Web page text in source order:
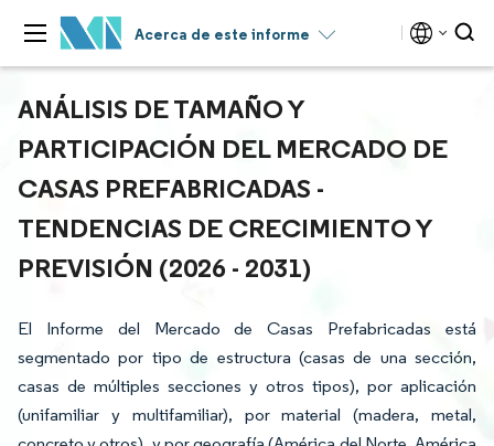
Acerca de este informe
ANÁLISIS DE TAMAÑO Y
PARTICIPACIÓN DEL MERCADO DE
CASAS PREFABRICADAS -
TENDENCIAS DE CRECIMIENTO Y
PREVISIÓN (2026 - 2031)
El Informe del Mercado de Casas Prefabricadas está
segmentado por tipo de estructura (casas de una sección,
casas de múltiples secciones y otros tipos), por aplicación
(unifamiliar y multifamiliar), por material (madera, metal,